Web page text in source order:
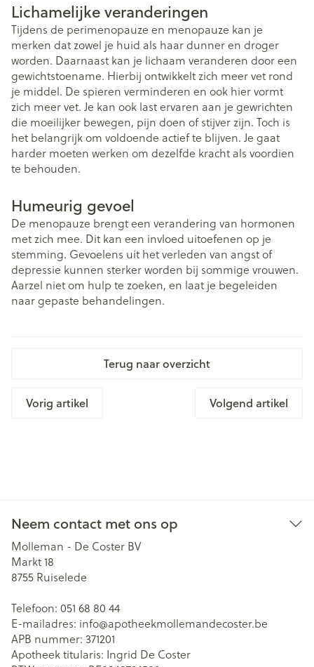
Lichamelijke veranderingen
Tijdens de perimenopauze en menopauze kan je
merken dat zowel je huid als haar dunner en droger
worden. Daarnaast kan je lichaam veranderen door een
gewichtstoename. Hierbij ontwikkelt zich meer vet rond
je middel. De spieren verminderen en ook hier vormt
zich meer vet. Je kan ook last ervaren aan je gewrichten
die moeilijker bewegen, pijn doen of stijver zijn. Toch is
het belangrijk om voldoende actief te blijven. Je gaat
harder moeten werken om dezelfde kracht als voordien
te behouden.
Humeurig gevoel
De menopauze brengt een verandering van hormonen
met zich mee. Dit kan een invloed uitoefenen op je
stemming. Gevoelens uit het verleden van angst of
depressie kunnen sterker worden bij sommige vrouwen.
Aarzel niet om hulp te zoeken, en laat je begeleiden
naar gepaste behandelingen.
Terug naar overzicht
Vorig artikel Volgend artikel
Neem contact met ons op
Molleman - De Coster BV
Markt 18
8755 Ruiselede
Telefoon: 051 68 80 44
E-mailadres: info@apotheekmollemandecoster.be
APB nummer: 371201
Apotheek titularis: Ingrid De Coster